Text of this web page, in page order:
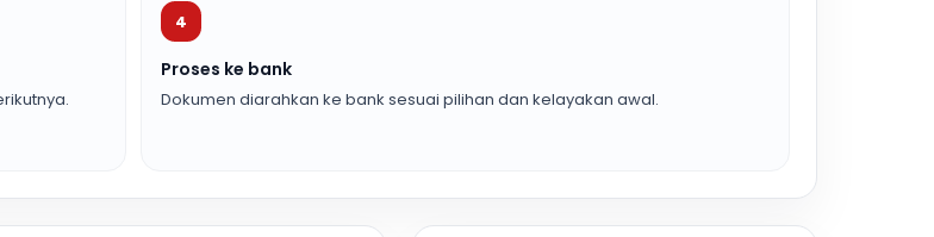
4
Proses ke bank
Dokumen diarahkan ke bank sesuai pilihan dan kelayakan awal.